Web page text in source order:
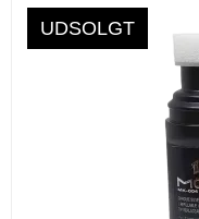
UDSOLGT